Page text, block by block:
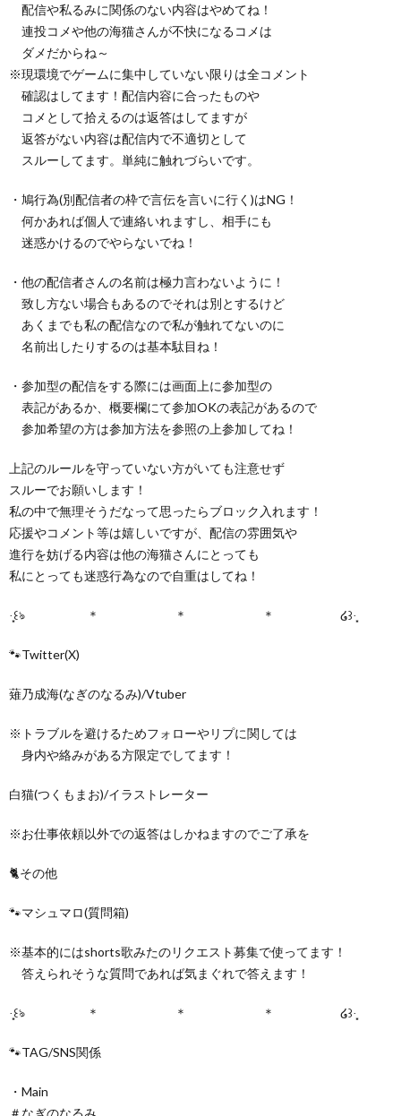
配信や私るみに関係のない内容はやめてね！
連投コメや他の海猫さんが不快になるコメは
ダメだからね～
※現環境でゲームに集中していない限りは全コメント
確認はしてます！配信内容に合ったものや
コメとして拾えるのは返答はしてますが
返答がない内容は配信内で不適切として
スルーしてます。単純に触れづらいです。
・鳩行為(別配信者の枠で言伝を言いに行く)はNG！
何かあれば個人で連絡いれますし、相手にも
迷惑かけるのでやらないでね！
・他の配信者さんの名前は極力言わないように！
致し方ない場合もあるのでそれは別とするけど
あくまでも私の配信なので私が触れてないのに
名前出したりするのは基本駄目ね！
・参加型の配信をする際には画面上に参加型の
表記があるか、概要欄にて参加OKの表記があるので
参加希望の方は参加方法を参照の上参加してね！
上記のルールを守っていない方がいても注意せず
スルーでお願いします！
私の中で無理そうだなって思ったらブロック入れます！
応援やコメント等は嬉しいですが、配信の雰囲気や
進行を妨げる内容は他の海猫さんにとっても
私にとっても迷惑行為なので自重はしてね！
·̩͙꒰ঌ ＊ ＊ ＊ ໒꒱·̩͙
🐾Twitter(X)
薙乃成海(なぎのなるみ)/Vtuber
※トラブルを避けるためフォローやリプに関しては
身内や絡みがある方限定でしてます！
白猫(つくもまお)/イラストレーター
※お仕事依頼以外での返答はしかねますのでご了承を
🐈その他
🐾マシュマロ(質問箱)
※基本的にはshorts歌みたのリクエスト募集で使ってます！
答えられそうな質問であれば気まぐれで答えます！
·̩͙꒰ঌ ＊ ＊ ＊ ໒꒱·̩͙
🐾TAG/SNS関係
・Main
＃なぎのなるみ